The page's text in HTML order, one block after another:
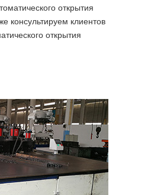
открытия
консультируем клиентов
открытия